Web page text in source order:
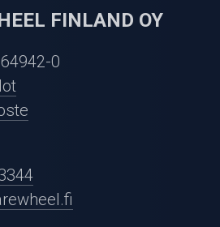
FINLAND OY
0